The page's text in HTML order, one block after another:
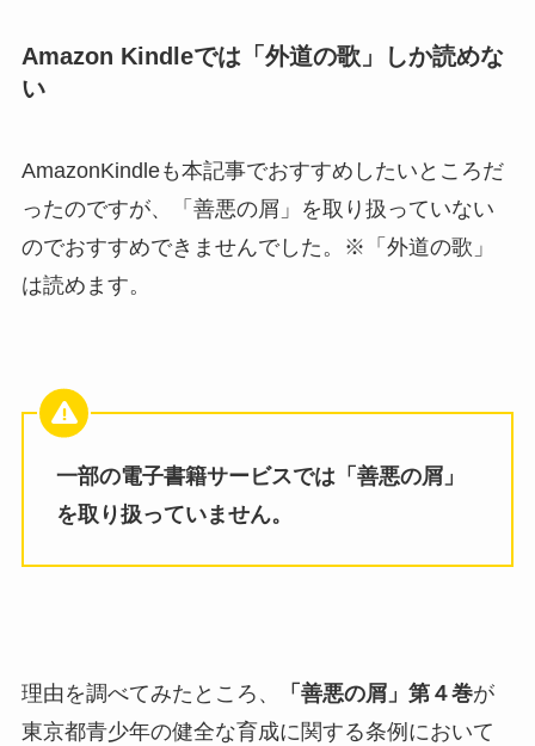
Amazon Kindleでは「外道の歌」しか読めな
い
AmazonKindleも本記事でおすすめしたいところだ
ったのですが、「善悪の屑」を取り扱っていない
のでおすすめできませんでした。※「外道の歌」
は読めます。
一部の電子書籍サービスでは「善悪の屑」
を取り扱っていません。
理由を調べてみたところ、 「善悪の屑」第４巻が
東京都青少年の健全な育成に関する条例において